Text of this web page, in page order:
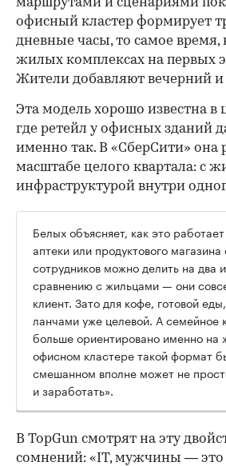
маршрутами и сценариями
офисный кластер формирует
дневные часы, то самое время,
жилых комплексах на первых
Жители добавляют вечерний
Эта модель хорошо известна в
где ретейл у офисных зданий
именно так. В «СберСити» она
масштабе целого квартала: с
инфраструктурой внутри
Белых объясняет, как это
аптеки или продуктового
сотрудников можно делить на два
сравнению с жильцами — они
клиент. Зато для кофе, готовой
ланчами уже целевой. А семейное
больше ориентировано именно на
офисном кластере такой формат
смешанном вполне может не
и заработать».
В TopGun смотрят на эту
сомнений: «IT, мужчины — это